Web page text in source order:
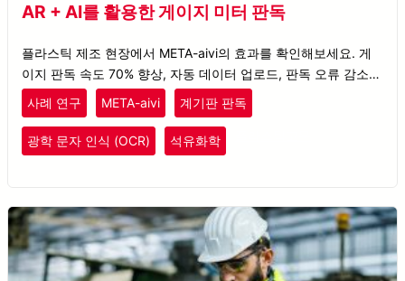
AR + AI를 활용한 게이지 미터 판독
플라스틱 제조 현장에서 META-aivi의 효과를 확인해보세요. 게
이지 판독 속도 70% 향상, 자동 데이터 업로드, 판독 오류 감소를
실현했습니다.
사례 연구 META-aivi 계기판 판독
광학 문자 인식 (OCR) 석유화학